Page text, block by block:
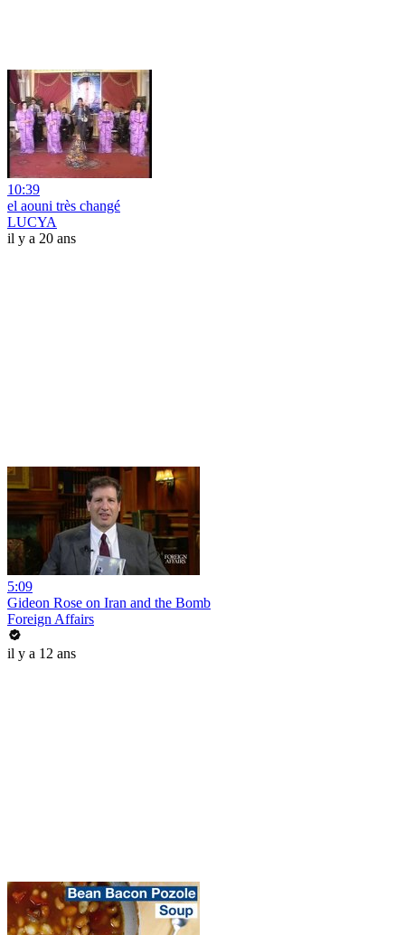
10:39
el aouni très changé
LUCYA
il y a 20 ans
5:09
Gideon Rose on Iran and the Bomb
Foreign Affairs
il y a 12 ans